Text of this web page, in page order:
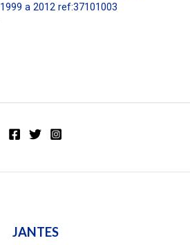
a 2012 ref:37101003
JANTES